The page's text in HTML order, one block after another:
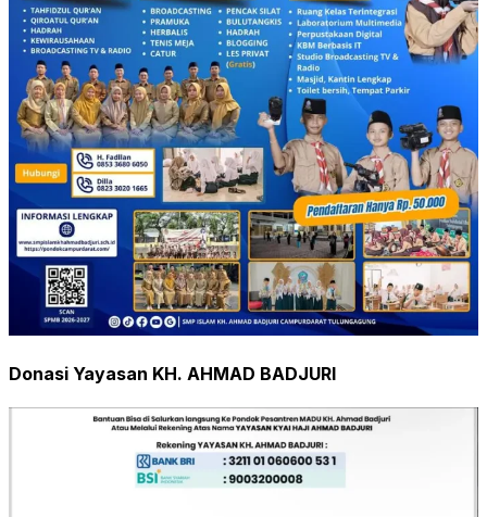
Donasi Yayasan KH. AHMAD BADJURI